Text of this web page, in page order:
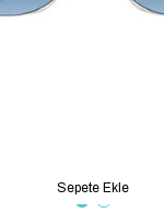
Sepete Ekle